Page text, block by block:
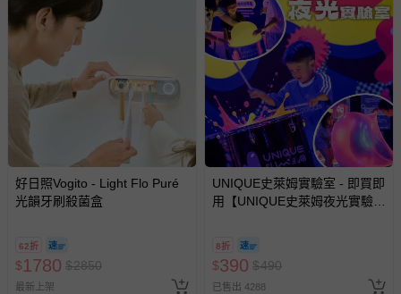
示字句等說明貼紙、封條者。
國際航空、客運、訂房等服務。
相關的退換貨辦理流程，可詳見：退換貨 & 退款問題
運送服務：目前提供的運送僅限台灣本島。如您位於離島地
區，可能會無法配送，或須依據商品需加收離島運費。廠商
亦保留出貨與否的權利。離島、偏遠地區、樓層親送等加價
商品實際的配達日期，可於訂單個人資料內的查詢訂單內，
已出貨通知之訊息為主。
好日照Vogito - Light Flo Puré
光韻牙刷殺菌盒
62折
$1780 $2850
最新上架
UNIQUE史萊姆實驗室 - 即買即
用【UNIQUE史萊姆夜光實驗室
8/30 (電子票券，於展期現場憑
訂單編號兌換，逾期作廢) (大
人小孩均一價(3歲以上需購票))
8折
$390 $490
已售出 4288